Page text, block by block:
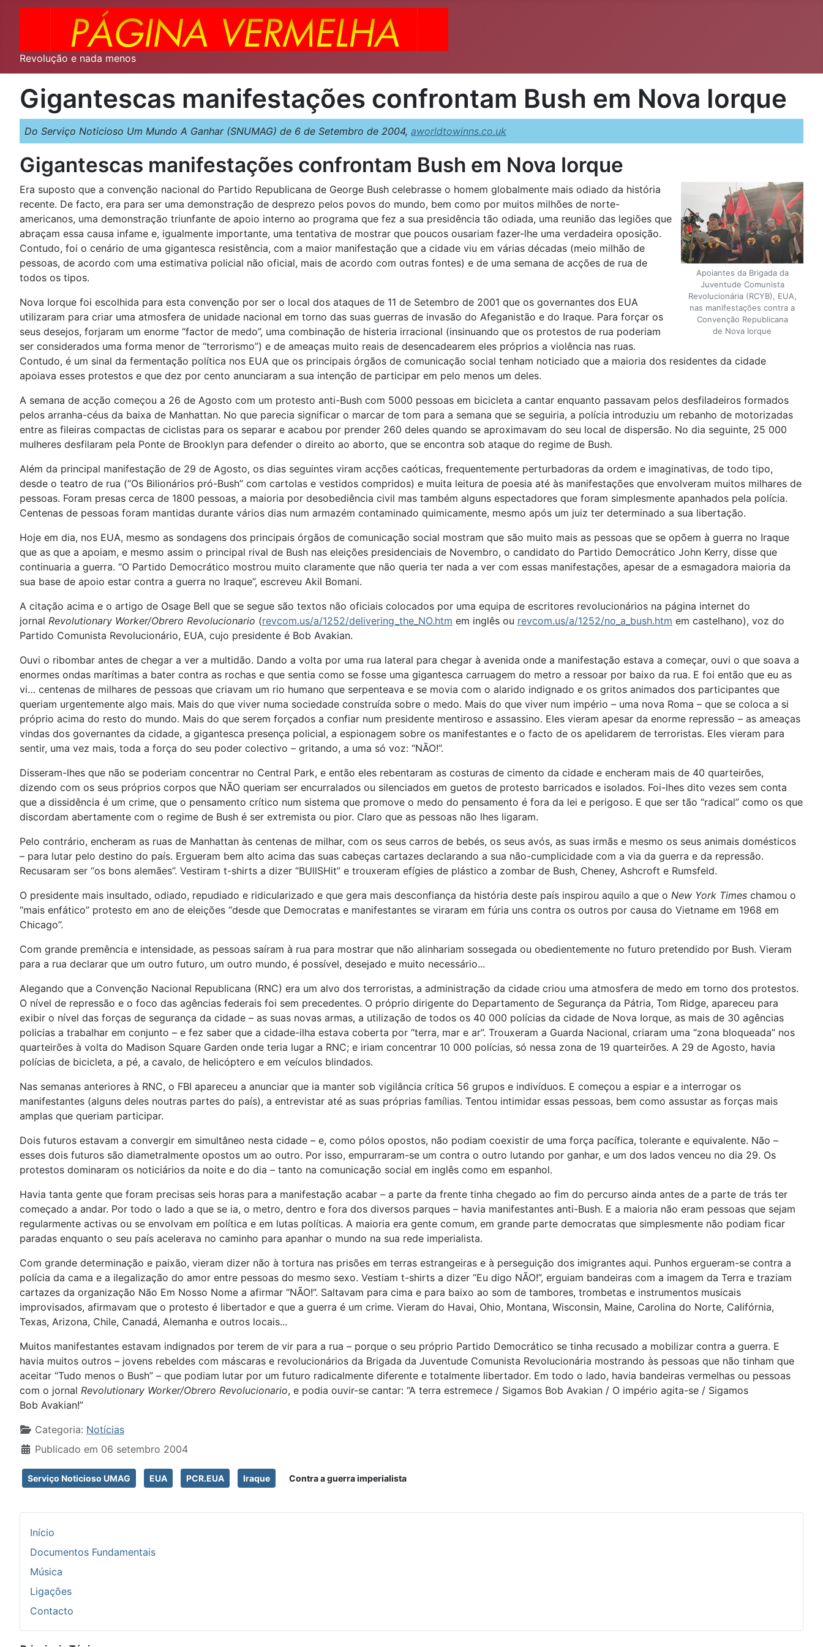
Revolução e nada menos
Gigantescas manifestações confrontam Bush em Nova Iorque
Do Serviço Noticioso Um Mundo A Ganhar (SNUMAG) de 6 de Setembro de 2004, aworldtowinns.co.uk
Gigantescas manifestações confrontam Bush em Nova Iorque
Apoiantes da Brigada da
Juventude Comunista
Revolucionária (RCYB), EUA,
nas manifestações contra a
Convenção Republicana
de Nova Iorque
Era suposto que a convenção nacional do Partido Republicana de George Bush celebrasse o homem globalmente mais odiado da história
recente. De facto, era para ser uma demonstração de desprezo pelos povos do mundo, bem como por muitos milhões de norte-
americanos, uma demonstração triunfante de apoio interno ao programa que fez a sua presidência tão odiada, uma reunião das legiões que
abraçam essa causa infame e, igualmente importante, uma tentativa de mostrar que poucos ousariam fazer-lhe uma verdadeira oposição.
Contudo, foi o cenário de uma gigantesca resistência, com a maior manifestação que a cidade viu em várias décadas (meio milhão de
pessoas, de acordo com uma estimativa policial não oficial, mais de acordo com outras fontes) e de uma semana de acções de rua de
todos os tipos.
Nova Iorque foi escolhida para esta convenção por ser o local dos ataques de 11 de Setembro de 2001 que os governantes dos EUA
utilizaram para criar uma atmosfera de unidade nacional em torno das suas guerras de invasão do Afeganistão e do Iraque. Para forçar os
seus desejos, forjaram um enorme “factor de medo”, uma combinação de histeria irracional (insinuando que os protestos de rua poderiam
ser considerados uma forma menor de “terrorismo”) e de ameaças muito reais de desencadearem eles próprios a violência nas ruas.
Contudo, é um sinal da fermentação política nos EUA que os principais órgãos de comunicação social tenham noticiado que a maioria dos residentes da cidade
apoiava esses protestos e que dez por cento anunciaram a sua intenção de participar em pelo menos um deles.
A semana de acção começou a 26 de Agosto com um protesto anti-Bush com 5000 pessoas em bicicleta a cantar enquanto passavam pelos desfiladeiros formados
pelos arranha-céus da baixa de Manhattan. No que parecia significar o marcar de tom para a semana que se seguiria, a polícia introduziu um rebanho de motorizadas
entre as fileiras compactas de ciclistas para os separar e acabou por prender 260 deles quando se aproximavam do seu local de dispersão. No dia seguinte, 25 000
mulheres desfilaram pela Ponte de Brooklyn para defender o direito ao aborto, que se encontra sob ataque do regime de Bush.
Além da principal manifestação de 29 de Agosto, os dias seguintes viram acções caóticas, frequentemente perturbadoras da ordem e imaginativas, de todo tipo,
desde o teatro de rua (“Os Bilionários pró-Bush” com cartolas e vestidos compridos) e muita leitura de poesia até às manifestações que envolveram muitos milhares de
pessoas. Foram presas cerca de 1800 pessoas, a maioria por desobediência civil mas também alguns espectadores que foram simplesmente apanhados pela polícia.
Centenas de pessoas foram mantidas durante vários dias num armazém contaminado quimicamente, mesmo após um juiz ter determinado a sua libertação.
Hoje em dia, nos EUA, mesmo as sondagens dos principais órgãos de comunicação social mostram que são muito mais as pessoas que se opõem à guerra no Iraque
que as que a apoiam, e mesmo assim o principal rival de Bush nas eleições presidenciais de Novembro, o candidato do Partido Democrático John Kerry, disse que
continuaria a guerra. “O Partido Democrático mostrou muito claramente que não queria ter nada a ver com essas manifestações, apesar de a esmagadora maioria da
sua base de apoio estar contra a guerra no Iraque”, escreveu Akil Bomani.
A citação acima e o artigo de Osage Bell que se segue são textos não oficiais colocados por uma equipa de escritores revolucionários na página internet do
jornal Revolutionary Worker/Obrero Revolucionario (revcom.us/a/1252/delivering_the_NO.htm em inglês ou revcom.us/a/1252/no_a_bush.htm em castelhano), voz do
Partido Comunista Revolucionário, EUA, cujo presidente é Bob Avakian.
Ouvi o ribombar antes de chegar a ver a multidão. Dando a volta por uma rua lateral para chegar à avenida onde a manifestação estava a começar, ouvi o que soava a
enormes ondas marítimas a bater contra as rochas e que sentia como se fosse uma gigantesca carruagem do metro a ressoar por baixo da rua. E foi então que eu as
vi… centenas de milhares de pessoas que criavam um rio humano que serpenteava e se movia com o alarido indignado e os gritos animados dos participantes que
queriam urgentemente algo mais. Mais do que viver numa sociedade construída sobre o medo. Mais do que viver num império – uma nova Roma – que se coloca a si
próprio acima do resto do mundo. Mais do que serem forçados a confiar num presidente mentiroso e assassino. Eles vieram apesar da enorme repressão – as ameaças
vindas dos governantes da cidade, a gigantesca presença policial, a espionagem sobre os manifestantes e o facto de os apelidarem de terroristas. Eles vieram para
sentir, uma vez mais, toda a força do seu poder colectivo – gritando, a uma só voz: “NÃO!”.
Disseram-lhes que não se poderiam concentrar no Central Park, e então eles rebentaram as costuras de cimento da cidade e encheram mais de 40 quarteirões,
dizendo com os seus próprios corpos que NÃO queriam ser encurralados ou silenciados em guetos de protesto barricados e isolados. Foi-lhes dito vezes sem conta
que a dissidência é um crime, que o pensamento crítico num sistema que promove o medo do pensamento é fora da lei e perigoso. E que ser tão “radical” como os que
discordam abertamente com o regime de Bush é ser extremista ou pior. Claro que as pessoas não lhes ligaram.
Pelo contrário, encheram as ruas de Manhattan às centenas de milhar, com os seus carros de bebés, os seus avós, as suas irmãs e mesmo os seus animais domésticos
– para lutar pelo destino do país. Ergueram bem alto acima das suas cabeças cartazes declarando a sua não-cumplicidade com a via da guerra e da repressão.
Recusaram ser “os bons alemães”. Vestiram t-shirts a dizer “BUllSHit” e trouxeram efígies de plástico a zombar de Bush, Cheney, Ashcroft e Rumsfeld.
O presidente mais insultado, odiado, repudiado e ridicularizado e que gera mais desconfiança da história deste país inspirou aquilo a que o New York Times chamou o
“mais enfático” protesto em ano de eleições “desde que Democratas e manifestantes se viraram em fúria uns contra os outros por causa do Vietname em 1968 em
Chicago”.
Com grande premência e intensidade, as pessoas saíram à rua para mostrar que não alinhariam sossegada ou obedientemente no futuro pretendido por Bush. Vieram
para a rua declarar que um outro futuro, um outro mundo, é possível, desejado e muito necessário...
Alegando que a Convenção Nacional Republicana (RNC) era um alvo dos terroristas, a administração da cidade criou uma atmosfera de medo em torno dos protestos.
O nível de repressão e o foco das agências federais foi sem precedentes. O próprio dirigente do Departamento de Segurança da Pátria, Tom Ridge, apareceu para
exibir o nível das forças de segurança da cidade – as suas novas armas, a utilização de todos os 40 000 polícias da cidade de Nova Iorque, as mais de 30 agências
policias a trabalhar em conjunto – e fez saber que a cidade-ilha estava coberta por “terra, mar e ar”. Trouxeram a Guarda Nacional, criaram uma “zona bloqueada” nos
quarteirões à volta do Madison Square Garden onde teria lugar a RNC; e iriam concentrar 10 000 polícias, só nessa zona de 19 quarteirões. A 29 de Agosto, havia
polícias de bicicleta, a pé, a cavalo, de helicóptero e em veículos blindados.
Nas semanas anteriores à RNC, o FBI apareceu a anunciar que ia manter sob vigilância crítica 56 grupos e indivíduos. E começou a espiar e a interrogar os
manifestantes (alguns deles noutras partes do país), a entrevistar até as suas próprias famílias. Tentou intimidar essas pessoas, bem como assustar as forças mais
amplas que queriam participar.
Dois futuros estavam a convergir em simultâneo nesta cidade – e, como pólos opostos, não podiam coexistir de uma força pacífica, tolerante e equivalente. Não –
esses dois futuros são diametralmente opostos um ao outro. Por isso, empurraram-se um contra o outro lutando por ganhar, e um dos lados venceu no dia 29. Os
protestos dominaram os noticiários da noite e do dia – tanto na comunicação social em inglês como em espanhol.
Havia tanta gente que foram precisas seis horas para a manifestação acabar – a parte da frente tinha chegado ao fim do percurso ainda antes de a parte de trás ter
começado a andar. Por todo o lado a que se ia, o metro, dentro e fora dos diversos parques – havia manifestantes anti-Bush. E a maioria não eram pessoas que sejam
regularmente activas ou se envolvam em política e em lutas políticas. A maioria era gente comum, em grande parte democratas que simplesmente não podiam ficar
paradas enquanto o seu país acelerava no caminho para apanhar o mundo na sua rede imperialista.
Com grande determinação e paixão, vieram dizer não à tortura nas prisões em terras estrangeiras e à perseguição dos imigrantes aqui. Punhos ergueram-se contra a
polícia da cama e a ilegalização do amor entre pessoas do mesmo sexo. Vestiam t-shirts a dizer “Eu digo NÃO!”, erguiam bandeiras com a imagem da Terra e traziam
cartazes da organização Não Em Nosso Nome a afirmar “NÃO!”. Saltavam para cima e para baixo ao som de tambores, trombetas e instrumentos musicais
improvisados, afirmavam que o protesto é libertador e que a guerra é um crime. Vieram do Havai, Ohio, Montana, Wisconsin, Maine, Carolina do Norte, Califórnia,
Texas, Arizona, Chile, Canadá, Alemanha e outros locais...
Muitos manifestantes estavam indignados por terem de vir para a rua – porque o seu próprio Partido Democrático se tinha recusado a mobilizar contra a guerra. E
havia muitos outros – jovens rebeldes com máscaras e revolucionários da Brigada da Juventude Comunista Revolucionária mostrando às pessoas que não tinham que
aceitar “Tudo menos o Bush” – que podiam lutar por um futuro radicalmente diferente e totalmente libertador. Em todo o lado, havia bandeiras vermelhas ou pessoas
com o jornal Revolutionary Worker/Obrero Revolucionario, e podia ouvir-se cantar: “A terra estremece / Sigamos Bob Avakian / O império agita-se / Sigamos
Bob Avakian!”
Detalhes
Categoria: Notícias
Publicado em 06 setembro 2004
Serviço Noticioso UMAG EUA PCR.EUA Iraque Contra a guerra imperialista
Início
Documentos Fundamentais
Música
Ligações
Contacto